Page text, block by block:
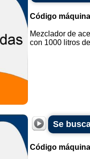
Código
Mezclador de
con 1000 litros
Se
Código